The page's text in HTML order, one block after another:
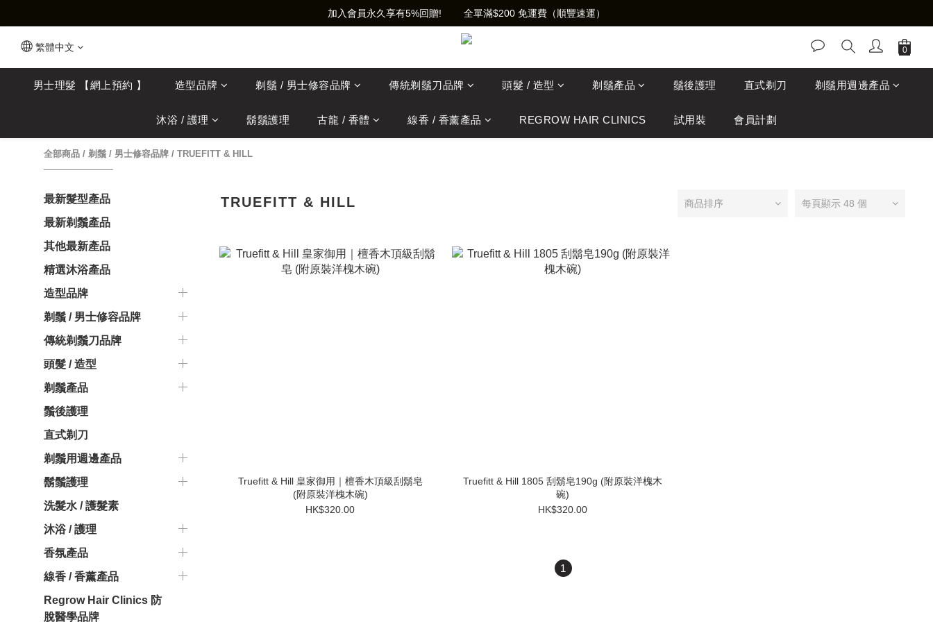
加入會員永久享有5%回贈!        全單滿$200 免運費（順豐速運）
繁體中文
男士理髮 【網上預約 】 造型品牌 剃鬚 / 男士修容品牌 傳統剃鬚刀品牌 頭髮 / 造型 剃鬚產品 鬚後護理 直式剃刀 剃鬚用週邊產品
沐浴 / 護理 鬍鬚護理 古龍 / 香體 線香 / 香薰產品 REGROW HAIR CLINICS 試用裝 會員計劃
全部商品 / 剃鬚 / 男士修容品牌 / TRUEFITT & HILL
最新髮型產品
最新剃鬚產品
其他最新產品
精選沐浴產品
造型品牌
剃鬚 / 男士修容品牌
傳統剃鬚刀品牌
頭髮 / 造型
剃鬚產品
鬚後護理
直式剃刀
剃鬚用週邊產品
鬍鬚護理
洗髮水 / 護髮素
沐浴 / 護理
香氛產品
線香 / 香薰產品
Regrow Hair Clinics 防
脫醫學品牌
TRUEFITT & HILL 商品排序 每頁顯示 48 個
Truefitt & Hill 皇家御用｜檀香木頂級刮鬍皂
(附原裝洋槐木碗)
HK$320.00
Truefitt & Hill 1805 刮鬍皂190g (附原裝洋槐木
碗)
HK$320.00
1